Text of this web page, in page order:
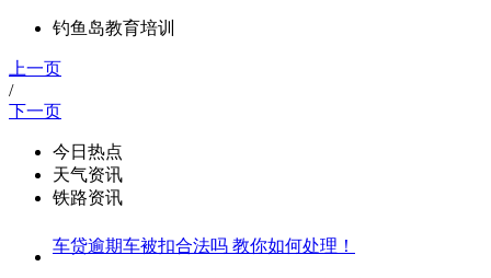
钓鱼岛教育培训
上一页
/
下一页
今日热点
天气资讯
铁路资讯
车贷逾期车被扣合法吗 教你如何处理！